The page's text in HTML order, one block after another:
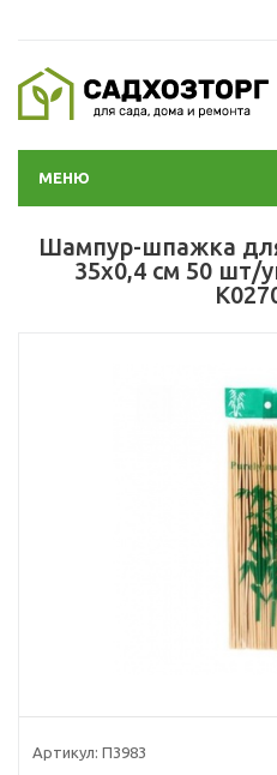
МЕНЮ
Шампур-шпажка
35х0,4 см 50 шт/
Артикул: П3983